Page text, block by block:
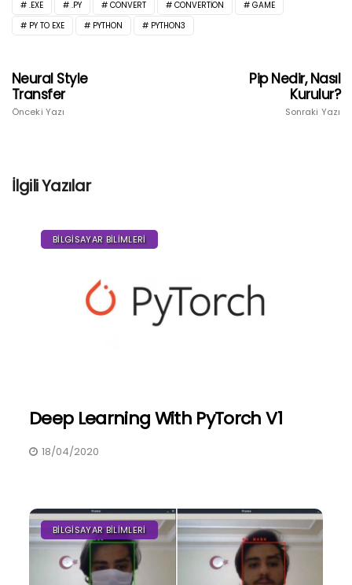
.EXE .PY CONVERT CONVERTION
GAME
PY TO EXE
PYTHON PYTHON3
Neural Style
Transfer
Önceki Yazı
Pip Nedir, Nasıl
Kurulur?
Sonraki Yazı
İlgili Yazılar
BILGISAYAR BILIMLERI
Deep Learning With PyTorch V1
18/04/2020
BILGISAYAR BILIMLERI